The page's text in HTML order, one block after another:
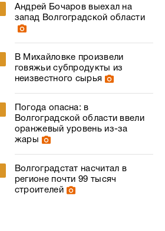
Андрей Бочаров выехал на
запад Волгоградской области
В Михайловке произвели
говяжьи субпродукты из
неизвестного сырья
Погода опасна: в
Волгоградской области ввели
оранжевый уровень из-за
жары
Волгоградстат насчитал в
регионе почти 99 тысяч
строителей